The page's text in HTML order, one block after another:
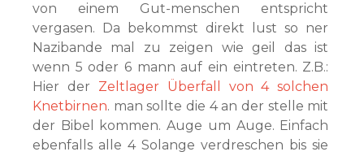
von einem Gut-menschen entspricht
vergasen. Da bekommst direkt lust so ner
Nazibande mal zu zeigen wie geil das ist
wenn 5 oder 6 mann auf ein eintreten. Z.B.:
Hier der Zeltlager Überfall von 4 solchen
Knetbirnen. man sollte die 4 an der stelle mit
der Bibel kommen. Auge um Auge. Einfach
ebenfalls alle 4 Solange verdreschen bis sie